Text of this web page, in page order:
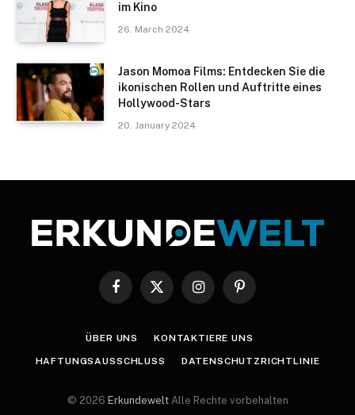
im Kino
26. March 2024
Jason Momoa Films: Entdecken Sie die
ikonischen Rollen und Auftritte eines
Hollywood-Stars
20. January 2024
Facebook
X
InstagramPinterest
ÜBER UNS KONTAKTIERE UNS
HAFTUNGSAUSSCHLUSS DATENSCHUTZRICHTLINIE
© 2026 Erkundewelt Alle Rechte vorbehalten